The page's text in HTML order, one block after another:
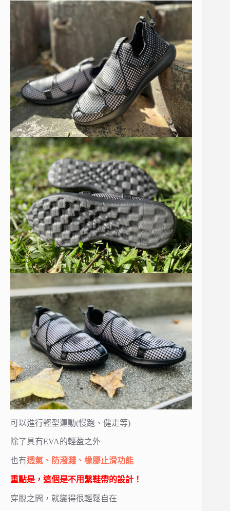
可以進行輕型運動(慢跑、健走等)
除了具有EVA的輕盈之外
也有透氣、防潑濺、橡膠止滑功能
重點是，這個是不用繫鞋帶的設計！
穿脫之間，就變得很輕鬆自在